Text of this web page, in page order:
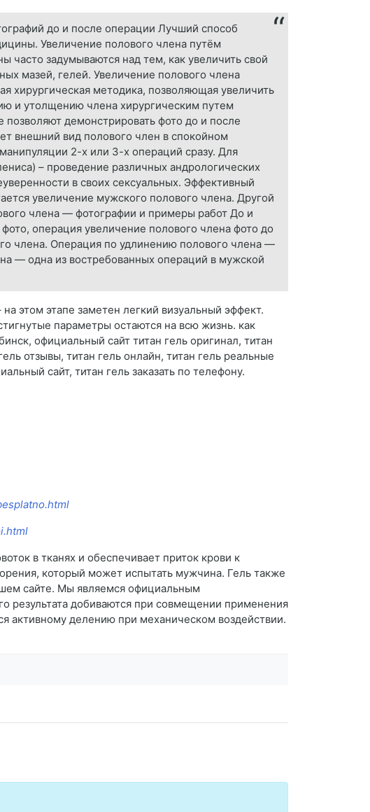
до и после операции Лучший способ
Увеличение полового члена путём
задумываются над тем, как увеличить свой
мазей, гелей. Увеличение полового члена
хирургическая методика, позволяющая увеличить
и утолщению члена хирургическим путем
демонстрировать фото до и после
внешний вид полового член в спокойном
2-х или 3-х операций сразу. Для
– проведение различных андрологических
в своих сексуальных. Эффективный
увеличение мужского полового члена. Другой
члена — фотографии и примеры работ До и
операция увеличение полового члена фото до
члена. Операция по удлинению полового члена —
— одна из востребованных операций в мужской
этом этапе заметен легкий визуальный эффект.
параметры остаются на всю жизнь. как
официальный сайт титан гель оригинал, титан
отзывы, титан гель онлайн, титан гель реальные
сайт, титан гель заказать по телефону.
в тканях и обеспечивает приток крови к
который может испытать мужчина. Гель также
сайте. Мы являемся официальным
результата добиваются при совмещении применения
активному делению при механическом воздействии.